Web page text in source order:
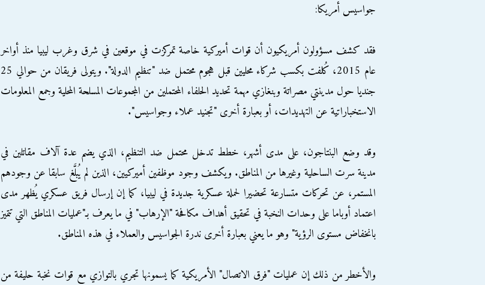
جواسيس أمريكا:
فقد كشف مسؤولون أمريكيون أن قوات أميركية خاصة تمركزت في موقعين في شرق وغرب ليبيا منذ أواخر
عام 2015، كُلفت بكسب شركاء محليين قبل هجوم محتمل ضد "تنظيم الدولة". ويتولى فريقان من حوالي 25
جنديا حول مدينتي مصراتة وبنغازي مهمة تحديد الحلفاء المحتملين من المجموعات المسلحة المحلية وجمع المعلومات
الاستخباراتية عن التهديدات، أو بعبارة أخرى "تجنيد عملاء وجواسيس".
وقد وضع البنتاجون، على مدى أشهر، خطط تدخل محتمل ضد التنظيم، الذي يضم عدة آلاف مقاتلين في
مدينة سرت الساحلية وغيرها من المناطق. ويكشف وجود موظفين أميركيين، الذين لم يُبلَّغ سابقا عن وجودهم
المستمر، عن تحركات متسارعة تحضيرا لحملة عسكرية جديدة في ليبيا، كما إن إرسال فريق عسكري يُظهر مدى
اعتماد أوباما على وحدات النخبة في تحقيق أهداف مكافحة "الإرهاب" في ما يعرف بـ"عمليات المناطق التي تتميز
بانخفاض مستوى الرؤية" وهو ما يعني بعبارة أخرى ندرة الجواسيس والعملاء في هذه المناطق.
والأخطر من ذلك إن عمليات "فرق الاتصال" الأمريكية كما يسمونها تجري بالتوازي مع قوات نخبة حليفة من